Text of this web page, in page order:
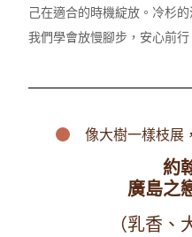
己在適合的時機綻放。冷杉
我們學會放慢腳步，安心前行
像大樹一樣枝展，
約
廣島之
（乳香、